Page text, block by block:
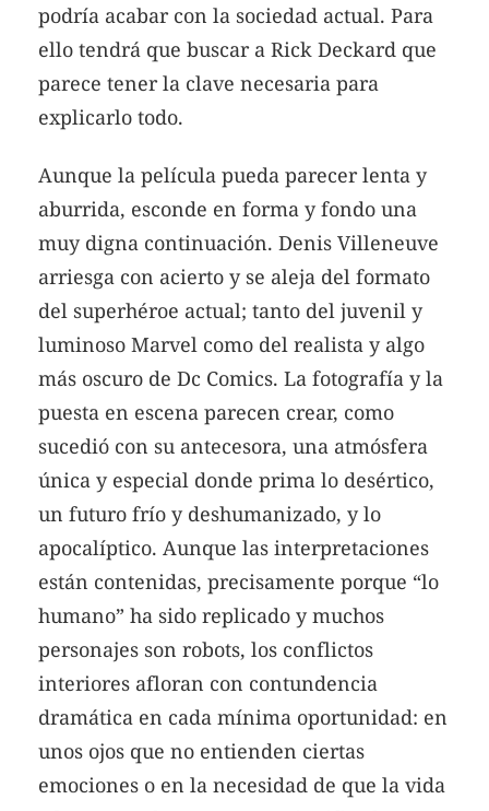
podría acabar con la sociedad actual. Para
ello tendrá que buscar a Rick Deckard que
parece tener la clave necesaria para
explicarlo todo.
Aunque la película pueda parecer lenta y
aburrida, esconde en forma y fondo una
muy digna continuación. Denis Villeneuve
arriesga con acierto y se aleja del formato
del superhéroe actual; tanto del juvenil y
luminoso Marvel como del realista y algo
más oscuro de Dc Comics. La fotografía y la
puesta en escena parecen crear, como
sucedió con su antecesora, una atmósfera
única y especial donde prima lo desértico,
un futuro frío y deshumanizado, y lo
apocalíptico. Aunque las interpretaciones
están contenidas, precisamente porque “lo
humano” ha sido replicado y muchos
personajes son robots, los conflictos
interiores afloran con contundencia
dramática en cada mínima oportunidad: en
unos ojos que no entienden ciertas
emociones o en la necesidad de que la vida